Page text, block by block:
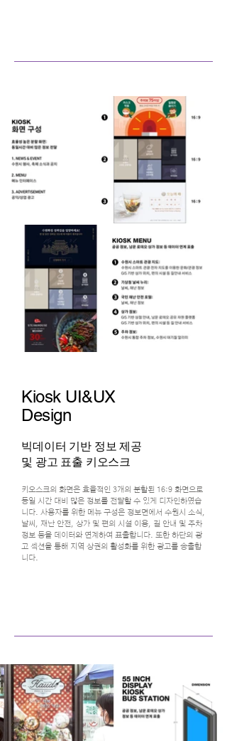
Kiosk UI&UX
Design
빅데이터 기반 정보 제공
및 광고 표출 키오스크
키오스크의 화면은 효율적인 3개의 분할된 16:9 화면으로
동일 시간 대비 많은 정보를 전달할 수 있게 디자인하였습
니다. 사용자를 위한 메뉴 구성은 정보면에서 수원시 소식,
날씨, 재난 안전, 상가 및 편의 시설 이용, 길 안내 및 주차
정보 등을 데이터와 연계하여 표출합니다. 또한 하단의 광
고 섹션을 통해 지역 상권의 활성화를 위한 광고를 송출합
니다.